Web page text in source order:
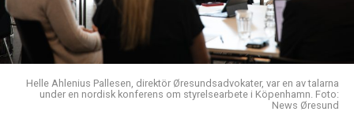
Helle Ahlenius Pallesen, direktör Øresundsadvokater, var en av talarna
under en nordisk konferens om styrelsearbete i Köpenhamn. Foto:
News Øresund